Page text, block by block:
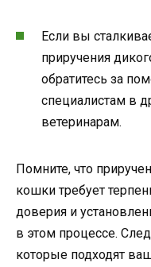
Если вы
приручения
обратитесь за
специалистам в
ветеринарам.
Помните, что
кошки требует
доверия и
в этом процессе.
которые подходят